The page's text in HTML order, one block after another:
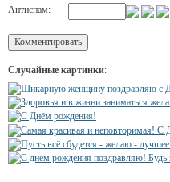
Антиспам:
Случайные картинки: